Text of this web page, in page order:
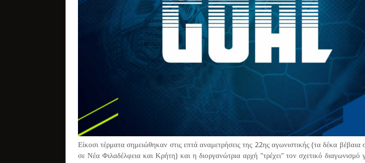
Είκοσι τέρματα σημειώθηκαν στις επτά αναμετρήσεις της 22ης αγωνιστικής (τα δέκα βέβαια
σε Νέα Φιλαδέλφεια και Κρήτη) και η διοργανώτρια αρχή "τρέχει" τον σχετικό διαγωνισμό